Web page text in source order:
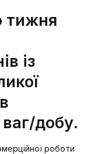
тижня
із
ваг/добу.
роботи